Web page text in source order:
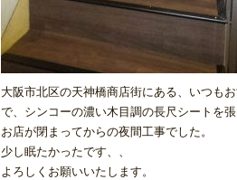
大阪市北区の天神橋商店街にある、いつも
で、シンコーの濃い木目調の長尺シートを
お店が閉まってからの夜間工事でした。
少し眠たかったです、、
よろしくお願いいたします。